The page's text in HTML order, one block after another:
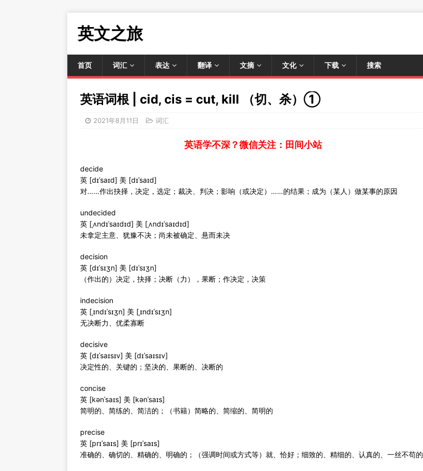
英文之旅
首页 词汇 表达 翻译 文摘 文化 下载 搜索
英语词根 | cid, cis = cut, kill （切、杀）①
2021年8月11日 词汇
英语学不深？微信关注：田间小站
decide
英 [dɪˈsaɪd] 美 [dɪˈsaɪd]
对……作出抉择，决定，选定；裁决、判决；影响（或决定）……的结果；成为（某人）做某事的原因
undecided
英 [ˌʌndɪˈsaɪdɪd] 美 [ˌʌndɪˈsaɪdɪd]
未拿定主意、犹豫不决；尚未被确定、悬而未决
decision
英 [dɪˈsɪʒn] 美 [dɪˈsɪʒn]
（作出的）决定，抉择；决断（力），果断；作决定，决策
indecision
英 [ˌɪndɪˈsɪʒn] 美 [ˌɪndɪˈsɪʒn]
无决断力、优柔寡断
decisive
英 [dɪˈsaɪsɪv] 美 [dɪˈsaɪsɪv]
决定性的、关键的；坚决的、果断的、决断的
concise
英 [kənˈsaɪs] 美 [kənˈsaɪs]
简明的、简练的、简洁的；（书籍）简略的、简缩的、简明的
precise
英 [prɪˈsaɪs] 美 [prɪˈsaɪs]
准确的、确切的、精确的、明确的；（强调时间或方式等）就、恰好；细致的、精细的、认真的、一丝不苟的